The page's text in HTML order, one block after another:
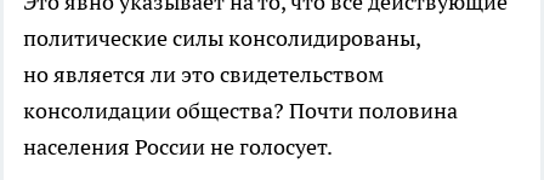
политические силы консолидированы,
но является ли это свидетельством
консолидации общества? Почти половина
населения России не голосует.